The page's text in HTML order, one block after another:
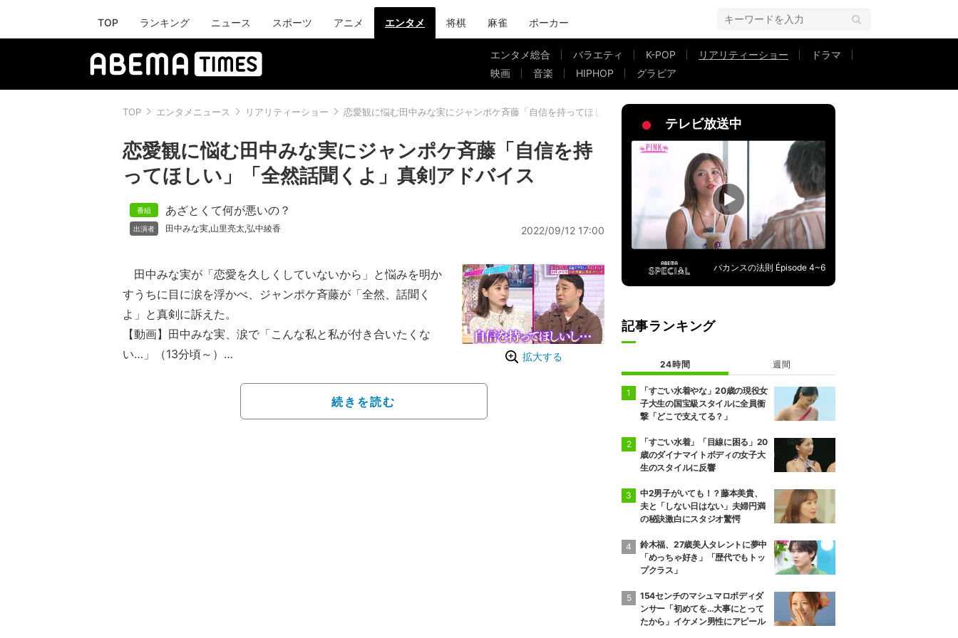
TOP ランキング ニュース スポーツ アニメ エンタメ 将棋 麻雀 ポーカー
エンタメ総合 バラエティ K-POP リアリティーショー
ドラマ
映画
音楽 HIPHOP グラビア
TOP エンタメニュース リアリティーショー 恋愛観に悩む田中みな実にジャンポケ斉藤「自信を持ってほしい」「全然話聞くよ」真剣アドバイス
恋愛観に悩む田中みな実にジャンポケ斉藤「自信を持
ってほしい」「全然話聞くよ」真剣アドバイス
あざとくて何が悪いの？
田中みな実,山里亮太,弘中綾香 2022/09/12 17:00
拡大する
田中みな実が「恋愛を久しくしていないから」と悩みを明か
すうちに目に涙を浮かべ、ジャンポケ斉藤が「全然、話聞く
よ」と真剣に訴えた。
【動画】田中みな実、涙で「こんな私と私が付き合いたくな
い…」（13分頃～）
ウンサー・田中みな実、テレビ朝日・弘中綾香アナウンサーが
MCを務める、テレビ朝日系バラエティー『あざとくて何が悪
続きを読む
テレビ放送中
バカンスの法則 Épisode 4~6
記事ランキング
24時間 週間
「すごい水着やな」20歳の現役女
子大生の国宝級スタイルに全員衝
撃「どこで支えてる？」
「すごい水着」「目線に困る」20
歳のダイナマイトボディの女子大
生のスタイルに反響
中2男子がいても！？藤本美貴、
夫と「しない日はない」夫婦円満
の秘訣激白にスタジオ驚愕
鈴木福、27歳美人タレントに夢中
「めっちゃ好き」「歴代でもトッ
プクラス」
154センチのマシュマロボディダ
ンサー「初めてを…大事にとって
たから」イケメン男性にアピール